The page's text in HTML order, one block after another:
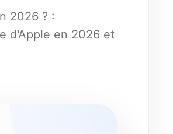
2026 ? :
d'Apple en 2026 et